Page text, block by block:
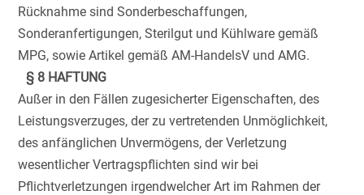
Rücknahme sind Sonderbeschaffungen,
Sonderanfertigungen, Sterilgut und Kühlware gemäß
MPG, sowie Artikel gemäß AM-HandelsV und AMG.
§ 8 HAFTUNG
Außer in den Fällen zugesicherter Eigenschaften, des
Leistungsverzuges, der zu vertretenden Unmöglichkeit,
des anfänglichen Unvermögens, der Verletzung
wesentlicher Vertragspflichten sind wir bei
Pflichtverletzungen irgendwelcher Art im Rahmen der